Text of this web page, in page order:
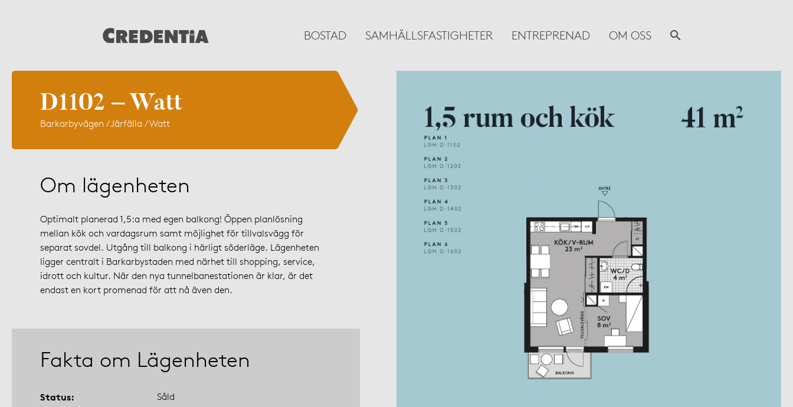
BOSTAD SAMHÄLLSFASTIGHETER ENTREPRENAD OM OSS
D1102 – Watt
Barkarbyvägen / Järfälla / Watt
Om lägenheten
Optimalt planerad 1,5:a med egen balkong! Öppen planlösning
mellan kök och vardagsrum samt möjlighet för tillvalsvägg för
separat sovdel. Utgång till balkong i härligt söderläge. Lägenheten
ligger centralt i Barkarbystaden med närhet till shopping, service,
idrott och kultur. När den nya tunnelbanestationen är klar, är det
endast en kort promenad för att nå även den.
Fakta om Lägenheten
Status Såld